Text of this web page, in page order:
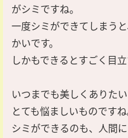
がシミですね。
一度シミができてしまう
かいです。
しかもできるとすごく目立
いつまでも美しくありた
とても悩ましいものですね
シミができるのも、人間